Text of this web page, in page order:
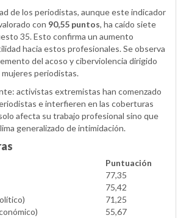
de los periodistas, aunque este indicador
con 90,55 puntos, ha caído siete
35. Esto confirma un aumento
hacia estos profesionales. Se observa
del acoso y ciberviolencia dirigido
periodistas.
activistas extremistas han comenzado
e interfieren en las coberturas
afecta su trabajo profesional sino que
generalizado de intimidación.
Puntuación
77,35
75,42
71,25
55,67